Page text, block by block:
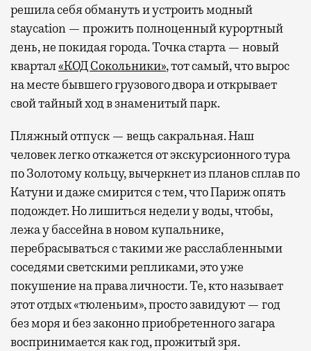
решила себя обмануть и устроить модный
staycation — прожить полноценный курортный
день, не покидая города. Точка старта — новый
квартал«КОД Сокольники», тот самый, что вырос
на месте бывшего грузового двора и открывает
свой тайный ход в знаменитый парк.
Пляжный отпуск — вещь сакральная. Наш
человек легко откажется от экскурсионного тура
по Золотому кольцу, вычеркнет из планов сплав по
Катуни и даже смирится с тем, что Париж опять
подождет. Но лишиться недели у воды, чтобы,
лежа у бассейна в новом купальнике,
перебрасываться с такими же расслабленными
соседями светскими репликами, это уже
покушение на права личности. Те, кто называет
этот отдых «тюленьим», просто завидуют — год
без моря и без законно приобретенного загара
воспринимается как год, прожитый зря.